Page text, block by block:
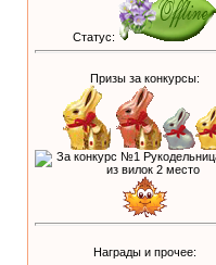
Статус:
Призы за конкурсы:
Награды и прочее: